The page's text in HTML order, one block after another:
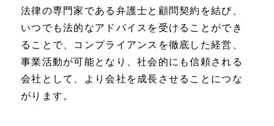
法律の専門家である弁護士と顧問契約を結び、
いつでも法的なアドバイスを受けることができ
ることで、コンプライアンスを徹底した経営、
事業活動が可能となり、社会的にも信頼される
会社として、より会社を成長させることにつな
がります。